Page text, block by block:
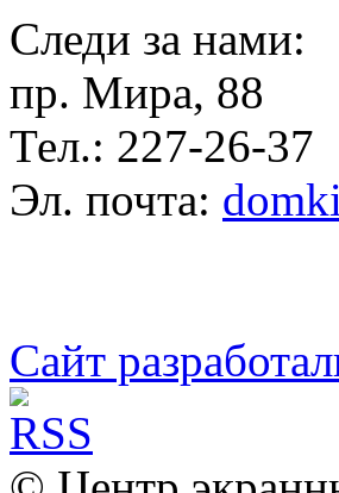
Следи за нами:
пр. Мира, 88
Тел.: 227-26-37
Эл. почта:
Сайт